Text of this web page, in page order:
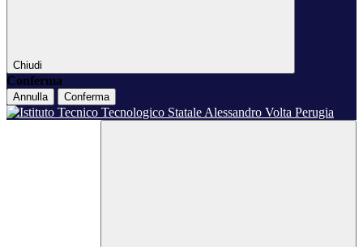
Chiudi
Conferma
Annulla Conferma